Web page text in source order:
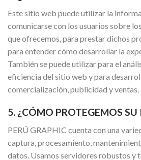
Este sitio web puede utilizar la
comunicarse con los usuarios sobre
que ofrecemos, para prestar dichos
para entender cómo desarrollar la
También se puede utilizar para el
eficiencia del sitio web y para
comercialización, publicidad y ventas.
5. ¿CÓMO PROTEGEMOS
PERÚ GRAPHIC cuenta con una
captura, procesamiento,
datos. Usamos servidores robustos y